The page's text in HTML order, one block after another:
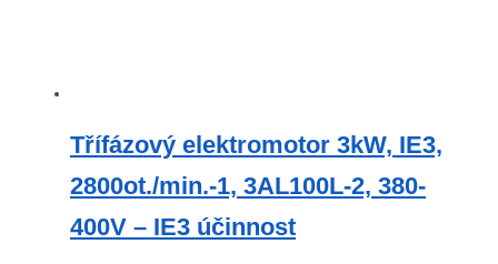
Třífázový elektromotor 3kW, IE3,
2800ot./min.-1, 3AL100L-2, 380-
400V – IE3 účinnost